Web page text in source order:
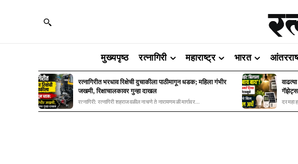
मुख्यपृष्ठ रत्नागिरी महाराष्ट्र भारत
रत्नागिरीत भरधाव रिक्षेची दुचाकीला पाठीमागून धडक; महिला गंभीर
जखमी, रिक्षाचालकावर गुन्हा दाखल
रत्नागिरी: रत्नागिरी शहराजवळील नाचणे ते नारायणमळी मार्गावर... दरमहा